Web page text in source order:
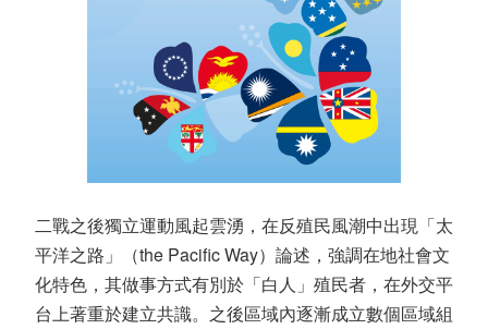
二戰之後獨立運動風起雲湧，在反殖民風潮中出現「太
平洋之路」（the Pacific Way）論述，強調在地社會文
化特色，其做事方式有別於「白人」殖民者，在外交平
台上著重於建立共識。之後區域內逐漸成立數個區域組